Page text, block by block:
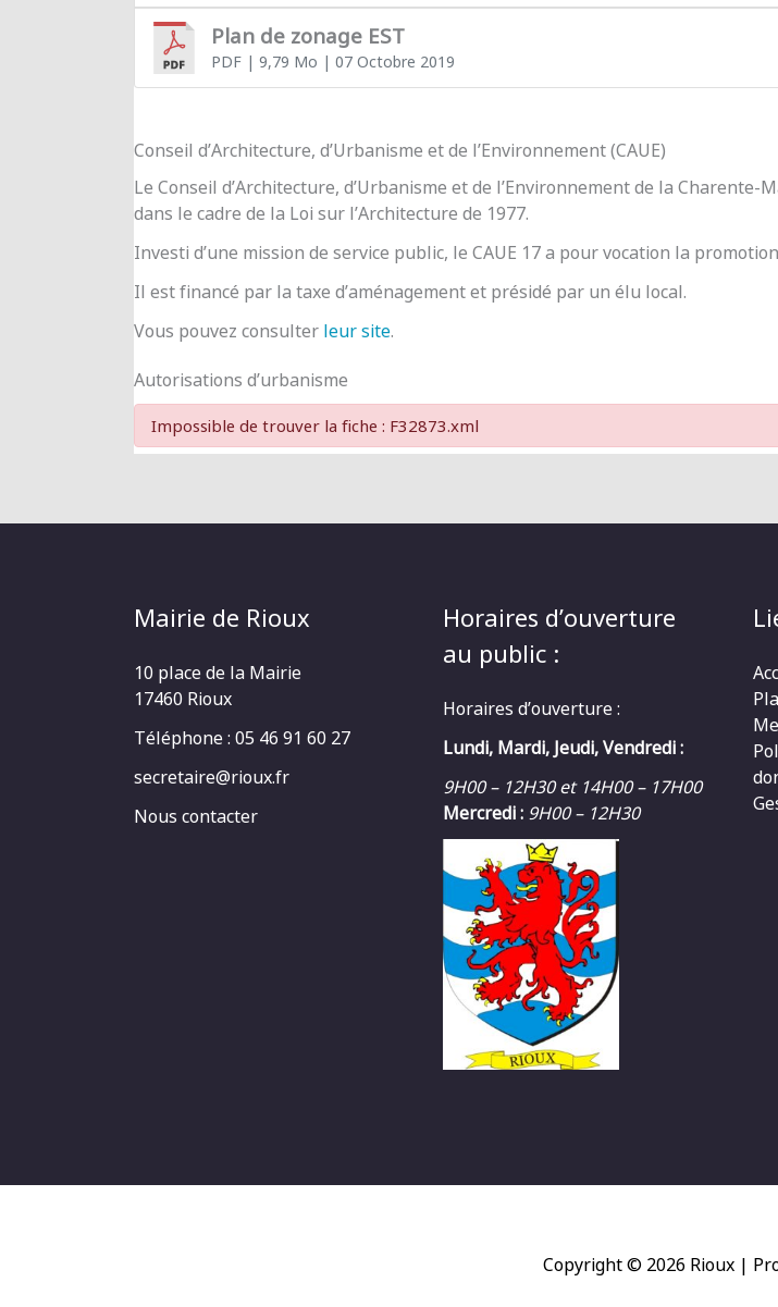
Plan de zonage EST
PDF| 9,79 Mo | 07 Octobre 2019
Conseil d’Architecture, d’Urbanisme et de l’Environnement (CAUE)
Le Conseil d’Architecture, d’Urbanisme et de l’Environnement de la
dans le cadre de la Loi sur l’Architecture de 1977.
Investi d’une mission de service public, le CAUE 17 a pour vocation la
Il est financé par la taxe d’aménagement et présidé par un élu local.
Vous pouvez consulter leur site.
Autorisations d’urbanisme
Impossible de trouver la fiche : F32873.xml
Mairie de Rioux
10 place de la Mairie
17460 Rioux
Téléphone : 05 46 91 60 27
secretaire@rioux.fr
Nous contacter
Horaires d’ouverture
au public :
Horaires d’ouverture :
Lundi, Mardi, Jeudi, Vendredi :
9H00 – 12H30 et 14H00 – 17H00
Mercredi : 9H00 – 12H30
Copyright © 2026 Rioux|